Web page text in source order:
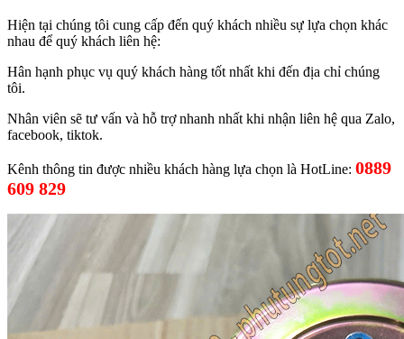
Hiện tại chúng tôi cung cấp đến quý khách nhiều sự lựa chọn khác
nhau để quý khách liên hệ:
Hân hạnh phục vụ quý khách hàng tốt nhất khi đến địa chỉ chúng
tôi.
Nhân viên sẽ tư vấn và hỗ trợ nhanh nhất khi nhận liên hệ qua Zalo,
facebook, tiktok.
Kênh thông tin được nhiều khách hàng lựa chọn là HotLine: 0889
609 829